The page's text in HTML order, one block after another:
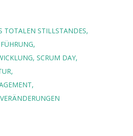
TOTALEN STILLSTANDES
FÜHRUNG
SCRUM DAY